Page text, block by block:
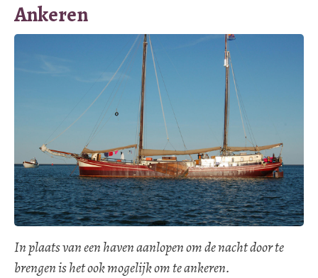
Ankeren
In plaats van een haven aanlopen om de nacht door te
brengen is het ook mogelijk om te ankeren.